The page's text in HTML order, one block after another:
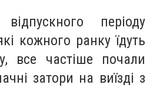
періоду
кожного ранку їдуть
все частіше почали
затори на виїзді з